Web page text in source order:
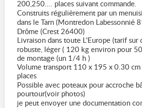
200,250.... places suivant commande.
Construits régulièrement par un
dans le Tarn (Montredon Labessonnié
Drôme (Crest 26400)
Livraison dans toute L'Europe (tarif sur
robuste, léger ( 120 kg environ pour
de montage (un 1/4 h )
Volume transport 110 x 195 x 0.30
places
Possible avec poteaux pour accroche
pourtour(voir photos)
je peut envoyer une documentation